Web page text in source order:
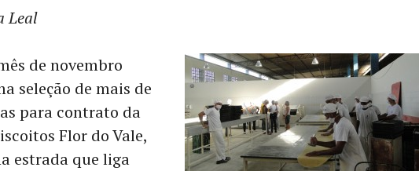
Leal
de novembro
seleção de mais de
para contrato da
Flor do Vale,
estrada que liga